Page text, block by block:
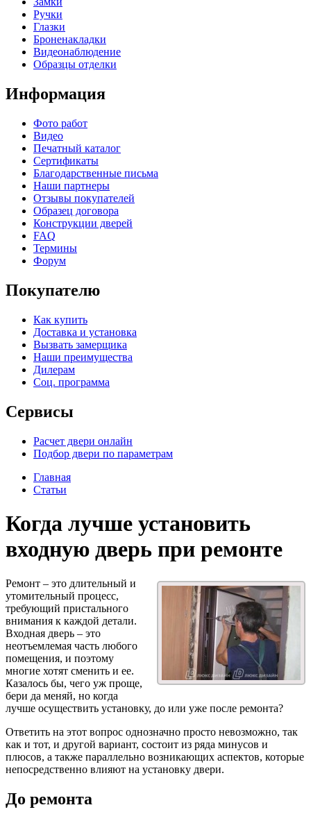
Ручки
Глазки
Броненакладки
Видеонаблюдение
Образцы отделки
Информация
Фото работ
Видео
Печатный каталог
Сертификаты
Благодарственные письма
Наши партнеры
Отзывы покупателей
Образец договора
Конструкции дверей
FAQ
Термины
Форум
Покупателю
Как купить
Доставка и установка
Вызвать замерщика
Наши преимущества
Дилерам
Соц. программа
Сервисы
Расчет двери онлайн
Подбор двери по параметрам
Главная
Статьи
Когда лучше установить
входную дверь при ремонте
Ремонт – это длительный и
утомительный процесс,
требующий пристального
внимания к каждой детали.
Входная дверь – это
неотъемлемая часть любого
помещения, и поэтому
многие хотят сменить и ее.
Казалось бы, чего уж проще,
бери да меняй, но когда
лучше осуществить установку, до или уже после ремонта?
Ответить на этот вопрос однозначно просто невозможно, так
как и тот, и другой вариант, состоит из ряда минусов и
плюсов, а также параллельно возникающих аспектов, которые
непосредственно влияют на установку двери.
До ремонта